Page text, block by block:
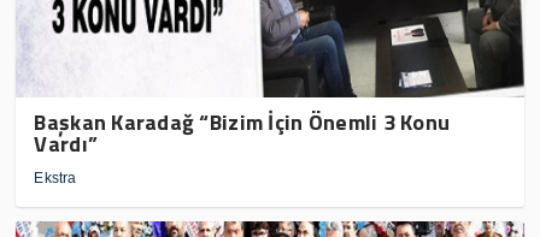
Başkan Karadağ “Bizim İçin Önemli 3 Konu
Vardı”
Ekstra